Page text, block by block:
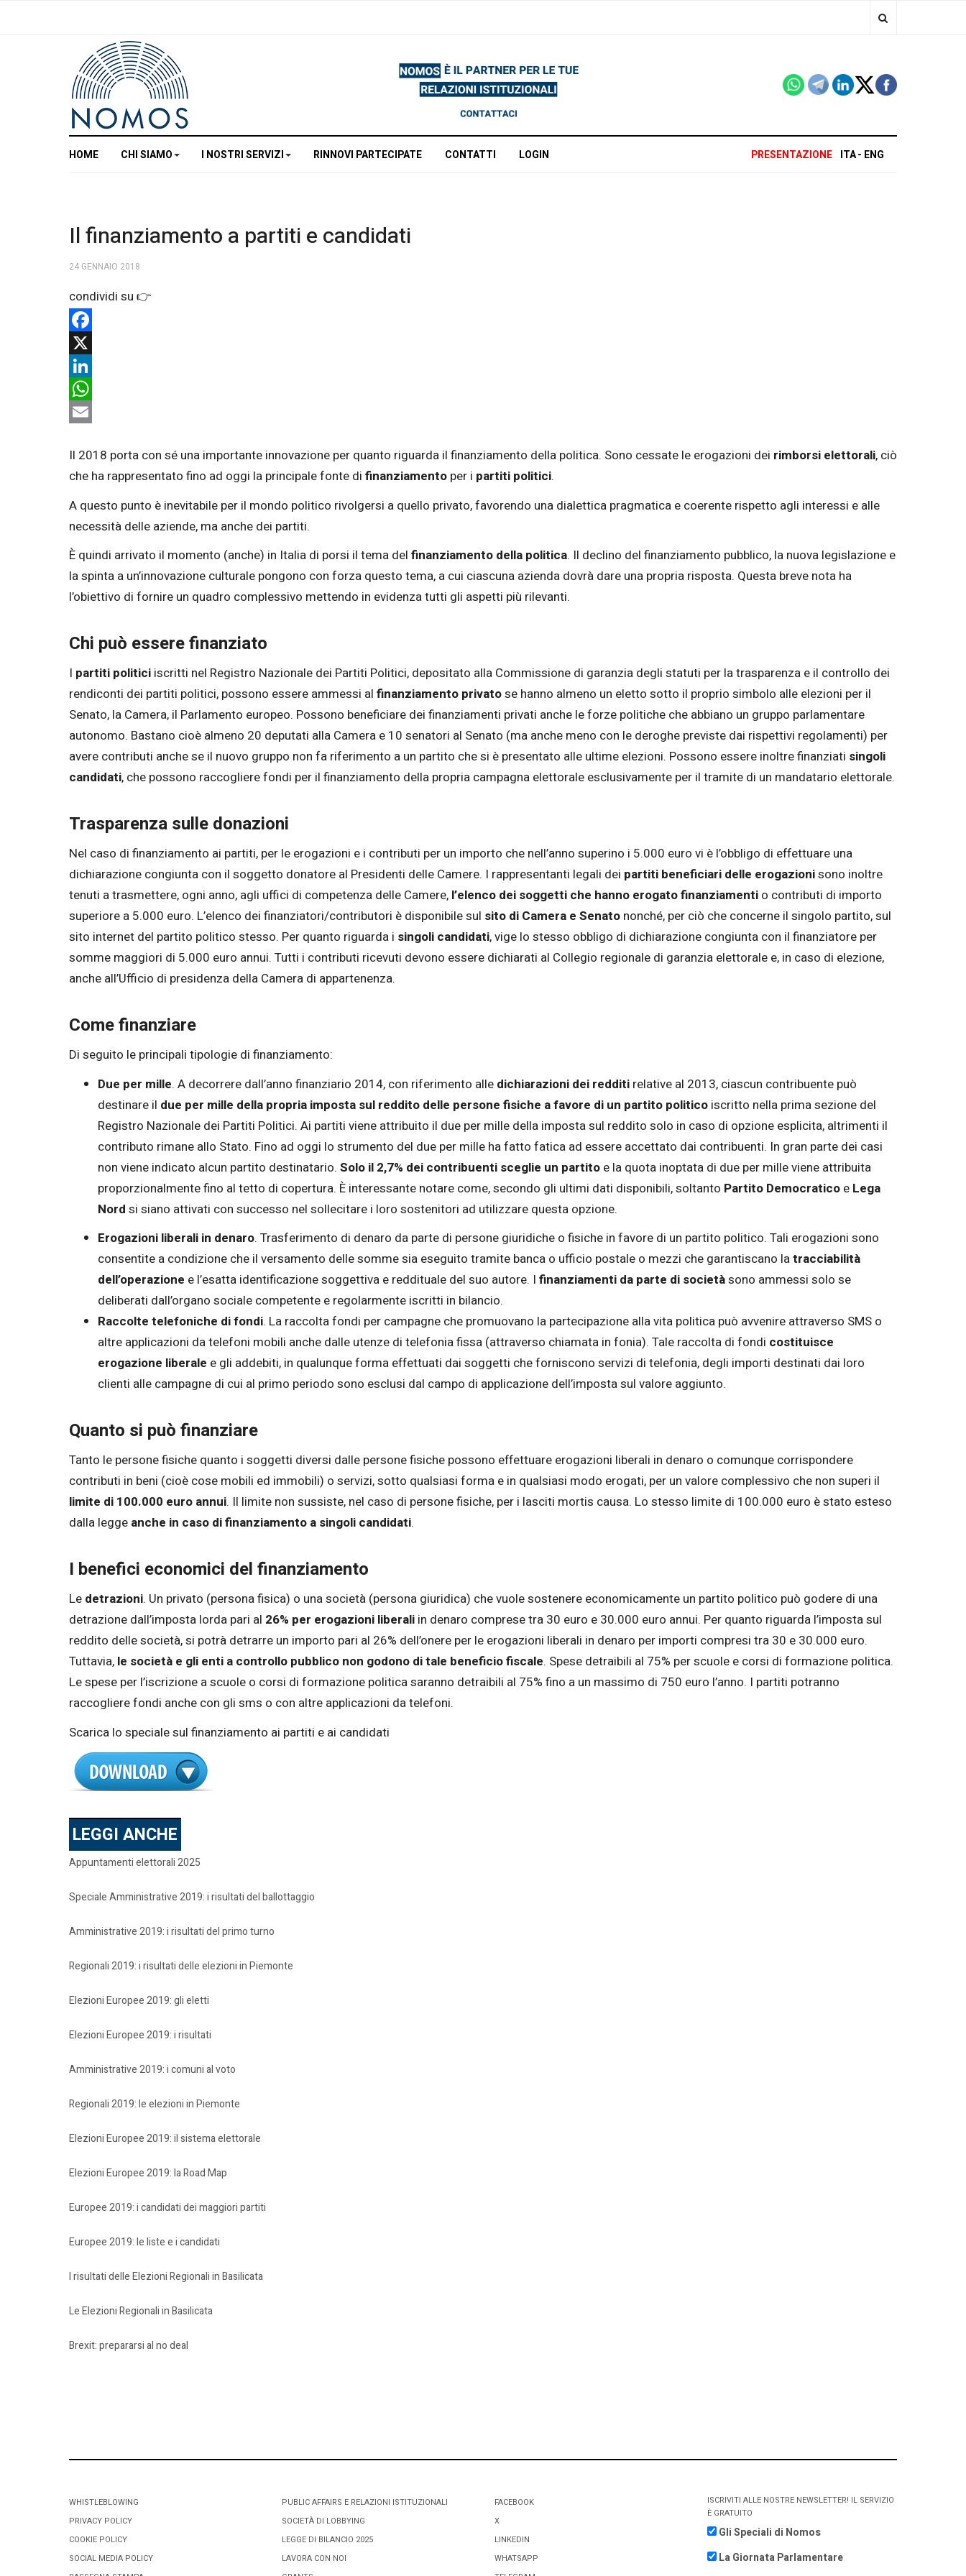
HOME CHI SIAMO I NOSTRI SERVIZI RINNOVI PARTECIPATE CONTATTI LOGIN PRESENTAZIONE ITA ENG
Il finanziamento a partiti e candidati
24 GENNAIO 2018
Facebook
X
LinkedIn
WhatsApp
Il 2018 porta con sé una importante innovazione per quanto riguarda il finanziamento della politica. Sono cessate le erogazioni dei rimborsi elettorali, ciò
che ha rappresentato fino ad oggi la principale fonte di finanziamento per i partiti politici.
A questo punto è inevitabile per il mondo politico rivolgersi a quello privato, favorendo una dialettica pragmatica e coerente rispetto agli interessi e alle
necessità delle aziende, ma anche dei partiti.
È quindi arrivato il momento (anche) in Italia di porsi il tema del finanziamento della politica. Il declino del finanziamento pubblico, la nuova legislazione e
la spinta a un’innovazione culturale pongono con forza questo tema, a cui ciascuna azienda dovrà dare una propria risposta. Questa breve nota ha
l’obiettivo di fornire un quadro complessivo mettendo in evidenza tutti gli aspetti più rilevanti.
Chi può essere finanziato
I partiti politici iscritti nel Registro Nazionale dei Partiti Politici, depositato alla Commissione di garanzia degli statuti per la trasparenza e il controllo dei
rendiconti dei partiti politici, possono essere ammessi al finanziamento privatose hanno almeno un eletto sotto il proprio simbolo alle elezioni per il
Senato, la Camera, il Parlamento europeo. Possono beneficiare dei finanziamenti privati anche le forze politiche che abbiano un gruppo parlamentare
autonomo. Bastano cioè almeno 20 deputati alla Camera e 10 senatori al Senato (ma anche meno con le deroghe previste dai rispettivi regolamenti) per
avere contributi anche se il nuovo gruppo non fa riferimento a un partito che si è presentato alle ultime elezioni. Possono essere inoltre finanziati singoli
candidati, che possono raccogliere fondi per il finanziamento della propria campagna elettorale esclusivamente per il tramite di un mandatario elettorale.
Trasparenza sulle donazioni
Nel caso di finanziamento ai partiti, per le erogazioni e i contributi per un importo che nell’anno superino i 5.000 euro vi è l’obbligo di effettuare una
dichiarazione congiunta con il soggetto donatore al Presidenti delle Camere. I rappresentanti legali dei partiti beneficiari delle erogazionisono inoltre
tenuti a trasmettere, ogni anno, agli uffici di competenza delle Camere, l’elenco dei soggetti che hanno erogato finanziamenti o contributi di importo
superiore a 5.000 euro. L’elenco dei finanziatori/contributori è disponibile sul sito di Camera e Senato nonché, per ciò che concerne il singolo partito, sul
sito internet del partito politico stesso. Per quanto riguarda i singoli candidati, vige lo stesso obbligo di dichiarazione congiunta con il finanziatore per
somme maggiori di 5.000 euro annui. Tutti i contributi ricevuti devono essere dichiarati al Collegio regionale di garanzia elettorale e, in caso di elezione,
anche all’Ufficio di presidenza della Camera di appartenenza.
Come finanziare
Di seguito le principali tipologie di finanziamento:
Due per mille. A decorrere dall’anno finanziario 2014, con riferimento alle dichiarazioni dei redditi relative al 2013, ciascun contribuente può
destinare il due per mille della propria imposta sul reddito delle persone fisiche a favore di un partito politico iscritto nella prima sezione del
Registro Nazionale dei Partiti Politici. Ai partiti viene attribuito il due per mille della imposta sul reddito solo in caso di opzione esplicita, altrimenti il
contributo rimane allo Stato. Fino ad oggi lo strumento del due per mille ha fatto fatica ad essere accettato dai contribuenti. In gran parte dei casi
non viene indicato alcun partito destinatario. Solo il 2,7% dei contribuenti sceglie un partito e la quota inoptata di due per mille viene attribuita
proporzionalmente fino al tetto di copertura. È interessante notare come, secondo gli ultimi dati disponibili, soltanto Partito Democratico e Lega
Nord si siano attivati con successo nel sollecitare i loro sostenitori ad utilizzare questa opzione.
Erogazioni liberali in denaro. Trasferimento di denaro da parte di persone giuridiche o fisiche in favore di un partito politico. Tali erogazioni sono
consentite a condizione che il versamento delle somme sia eseguito tramite banca o ufficio postale o mezzi che garantiscano latracciabilità
dell’operazione e l’esatta identificazione soggettiva e reddituale del suo autore. I finanziamenti da parte di societàsono ammessi solo se
deliberati dall’organo sociale competente e regolarmente iscritti in bilancio.
Raccolte telefoniche di fondi. La raccolta fondi per campagne che promuovano la partecipazione alla vita politica può avvenire attraverso SMS o
altre applicazioni da telefoni mobili anche dalle utenze di telefonia fissa (attraverso chiamata in fonia). Tale raccolta di fondi costituisce
erogazione liberale e gli addebiti, in qualunque forma effettuati dai soggetti che forniscono servizi di telefonia, degli importi destinati dai loro
clienti alle campagne di cui al primo periodo sono esclusi dal campo di applicazione dell’imposta sul valore aggiunto.
Quanto si può finanziare
Tanto le persone fisiche quanto i soggetti diversi dalle persone fisiche possono effettuare erogazioni liberali in denaro o comunque corrispondere
contributi in beni (cioè cose mobili ed immobili) o servizi, sotto qualsiasi forma e in qualsiasi modo erogati, per un valore complessivo che non superi il
limite di 100.000 euro annui. Il limite non sussiste, nel caso di persone fisiche, per i lasciti mortis causa. Lo stesso limite di 100.000 euro è stato esteso
dalla legge anche in caso di finanziamento a singoli candidati.
I benefici economici del finanziamento
Le detrazioni. Un privato (persona fisica) o una società (persona giuridica) che vuole sostenere economicamente un partito politico può godere di una
detrazione dall’imposta lorda pari al 26% per erogazioni liberali in denaro comprese tra 30 euro e 30.000 euro annui. Per quanto riguarda l’imposta sul
reddito delle società, si potrà detrarre un importo pari al 26% dell’onere per le erogazioni liberali in denaro per importi compresi tra 30 e 30.000 euro.
Tuttavia, le società e gli enti a controllo pubblico non godono di tale beneficio fiscale. Spese detraibili al 75% per scuole e corsi di formazione politica.
Le spese per l’iscrizione a scuole o corsi di formazione politica saranno detraibili al 75% fino a un massimo di 750 euro l’anno. I partiti potranno
raccogliere fondi anche con gli sms o con altre applicazioni da telefoni.
Scarica lo speciale sul finanziamento ai partiti e ai candidati
LEGGI ANCHE
Appuntamenti elettorali 2025
Speciale Amministrative 2019: i risultati del ballottaggio
Amministrative 2019: i risultati del primo turno
Regionali 2019: i risultati delle elezioni in Piemonte
Elezioni Europee 2019: gli eletti
Elezioni Europee 2019: i risultati
Amministrative 2019: i comuni al voto
Regionali 2019: le elezioni in Piemonte
Elezioni Europee 2019: il sistema elettorale
Elezioni Europee 2019: la Road Map
Europee 2019: i candidati dei maggiori partiti
Europee 2019: le liste e i candidati
I risultati delle Elezioni Regionali in Basilicata
Le Elezioni Regionali in Basilicata
Brexit: prepararsi al no deal
WHISTLEBLOWING
PRIVACY POLICY
COOKIE POLICY
SOCIAL MEDIA POLICY
PUBLIC AFFAIRS E RELAZIONI ISTITUZIONALI
SOCIETÀ DI LOBBYING
LEGGE DI BILANCIO 2025
LAVORA CON NOI
FACEBOOK
X
LINKEDIN
WHATSAPP
ISCRIVITI ALLE NOSTRE NEWSLETTER! IL SERVIZIO
È GRATUITO
Gli Speciali di Nomos
La Giornata Parlamentare